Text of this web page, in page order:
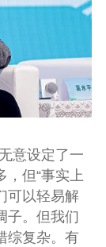
意设定了一
，但“事实上
可以轻易解
子。但我们
综复杂。有